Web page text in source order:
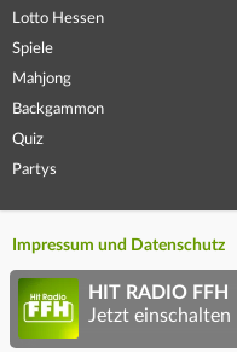
Lotto Hessen
Spiele
Mahjong
Backgammon
Quiz
Partys
Impressum und Datenschutz
HIT RADIO FFH
Jetzt einschalten